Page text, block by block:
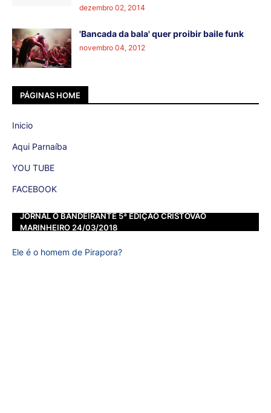
dezembro 02, 2014
'Bancada da bala' quer proibir baile funk
novembro 04, 2012
PÁGINAS HOME
Inicio
Aqui Parnaíba
YOU TUBE
FACEBOOK
JORNAL O BANDEIRANTE 5ª EDIÇÃO CRISTOVÃO
MARINHEIRO 24/03/2018
Ele é o homem de Pirapora?